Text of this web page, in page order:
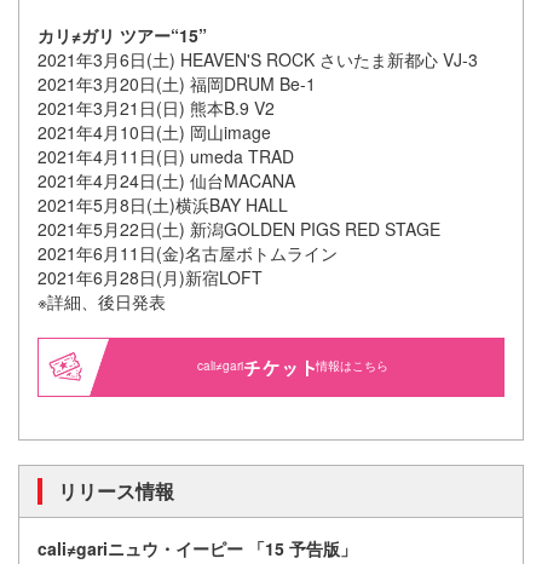
カリ≠ガリ ツアー“15”
2021年3月6日(土) HEAVEN'S ROCK さいたま新都心 VJ-3
2021年3月20日(土) 福岡DRUM Be-1
2021年3月21日(日) 熊本B.9 V2
2021年4月10日(土) 岡山image
2021年4月11日(日) umeda TRAD
2021年4月24日(土) 仙台MACANA
2021年5月8日(土)横浜BAY HALL
2021年5月22日(土) 新潟GOLDEN PIGS RED STAGE
2021年6月11日(金)名古屋ボトムライン
2021年6月28日(月)新宿LOFT
※詳細、後日発表
cali≠gari 情報はこちら
リリース情報
cali≠gariニュウ・イーピー 「15 予告版」